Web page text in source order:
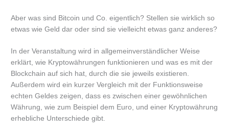
Aber was sind Bitcoin und Co. eigentlich? Stellen sie wirklich so
etwas wie Geld dar oder sind sie vielleicht etwas ganz anderes?
In der Veranstaltung wird in allgemeinverständlicher Weise
erklärt, wie Kryptowährungen funktionieren und was es mit der
Blockchain auf sich hat, durch die sie jeweils existieren.
Außerdem wird ein kurzer Vergleich mit der Funktionsweise
echten Geldes zeigen, dass es zwischen einer gewöhnlichen
Währung, wie zum Beispiel dem Euro, und einer Kryptowährung
erhebliche Unterschiede gibt.